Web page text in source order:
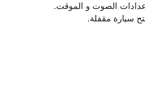
الصوت و الموقت.
سيارة مقفلة.